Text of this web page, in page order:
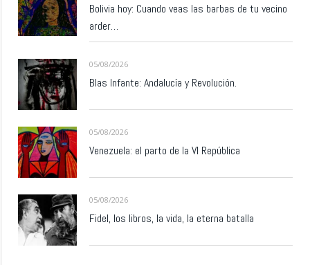
Bolivia hoy: Cuando veas las barbas de tu vecino
arder…
05/08/2026
Blas Infante: Andalucía y Revolución.
05/08/2026
Venezuela: el parto de la VI República
05/08/2026
Fidel, los libros, la vida, la eterna batalla